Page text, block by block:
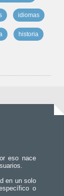
idiomas
historia
eso nace
en un solo
o